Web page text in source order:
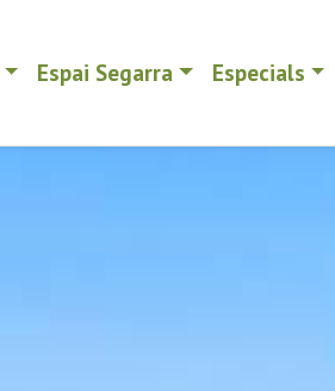
Espai Segarra Especials